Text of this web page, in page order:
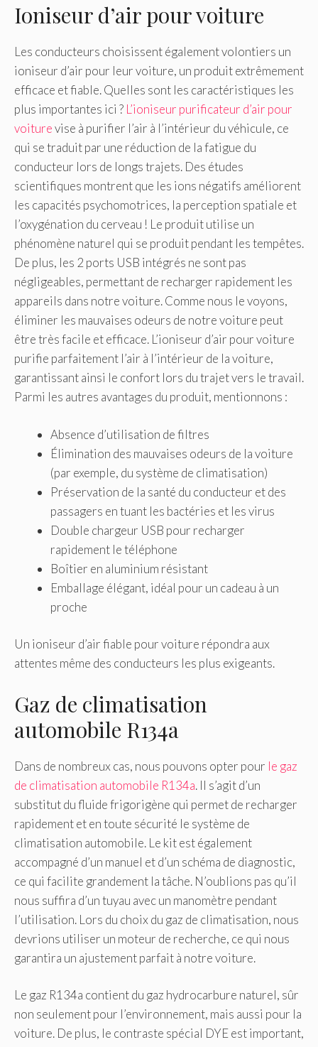
Ioniseur d’air pour voiture
Les conducteurs choisissent également volontiers un
ioniseur d’air pour leur voiture, un produit extrêmement
efficace et fiable. Quelles sont les caractéristiques les
plus importantes ici ? L’ioniseur purifcateur d’air pour
voiturevise à purifier l’air à l’intérieur du véhicule, ce
qui se traduit par une réduction de la fatigue du
conducteur lors de longs trajets. Des études
scientifiques montrent que les ions négatifs améliorent
les capacités psychomotrices, la perception spatiale et
l’oxygénation du cerveau ! Le produit utilise un
phénomène naturel qui se produit pendant les tempêtes.
De plus, les 2 ports USB intégrés ne sont pas
négligeables, permettant de recharger rapidement les
appareils dans notre voiture. Comme nous le voyons,
éliminer les mauvaises odeurs de notre voiture peut
être très facile et efficace. L’ioniseur d’air pour voiture
purifie parfaitement l’air à l’intérieur de la voiture,
garantissant ainsi le confort lors du trajet vers le travail.
Parmi les autres avantages du produit, mentionnons :
Absence d’utilisation de filtres
Élimination des mauvaises odeurs de la voiture
(par exemple, du système de climatisation)
Préservation de la santé du conducteur et des
passagers en tuant les bactéries et les virus
Double chargeur USB pour recharger
rapidement le téléphone
Boîtier en aluminium résistant
Emballage élégant, idéal pour un cadeau à un
proche
Un ioniseur d’air fiable pour voiture répondra aux
attentes même des conducteurs les plus exigeants.
Gaz de climatisation
automobile R134a
Dans de nombreux cas, nous pouvons opter pour le gaz
de climatisation automobile R134a. Il s’agit d’un
substitut du fluide frigorigène qui permet de recharger
rapidement et en toute sécurité le système de
climatisation automobile. Le kit est également
accompagné d’un manuel et d’un schéma de diagnostic,
ce qui facilite grandement la tâche. N’oublions pas qu’il
nous suffira d’un tuyau avec un manomètre pendant
l’utilisation. Lors du choix du gaz de climatisation, nous
devrions utiliser un moteur de recherche, ce qui nous
garantira un ajustement parfait à notre voiture.
Le gaz R134a contient du gaz hydrocarbure naturel, sûr
non seulement pour l’environnement, mais aussi pour la
voiture. De plus, le contraste spécial DYE est important,